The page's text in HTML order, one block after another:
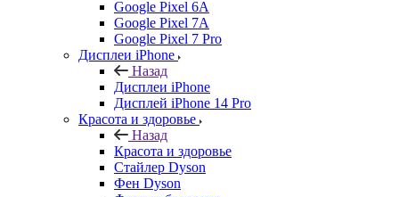
Google Pixel 6A
Google Pixel 7А
Google Pixel 7 Pro
Дисплеи iPhone
Назад
Дисплеи iPhone
Дисплей iPhone 14 Pro
Красота и здоровье
Назад
Красота и здоровье
Стайлер Dyson
Фен Dyson